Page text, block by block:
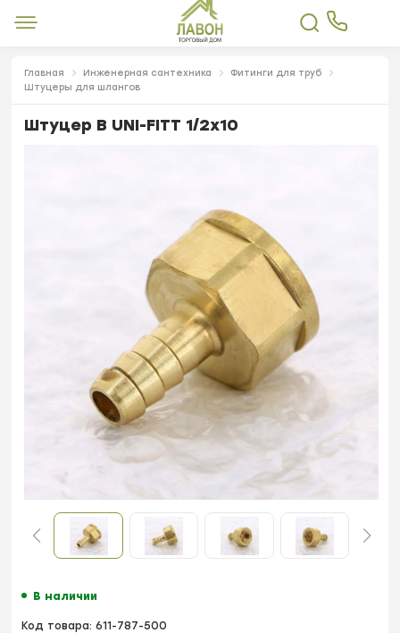
Главная Инженерная сантехника
Фитинги для труб
Штуцеры для шлангов
Штуцер В UNI-FITT 1/2x10
В наличии
Код товара: 611-787-500